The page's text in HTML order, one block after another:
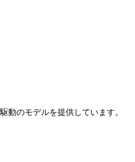
動のモデルを提供しています。